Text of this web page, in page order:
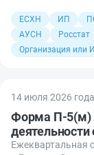
ЕСХН ИП
АУСН
Росстат
Организация или
14 июля 2026 года
Форма П-5(м)
деятельности
Ежеквартальная